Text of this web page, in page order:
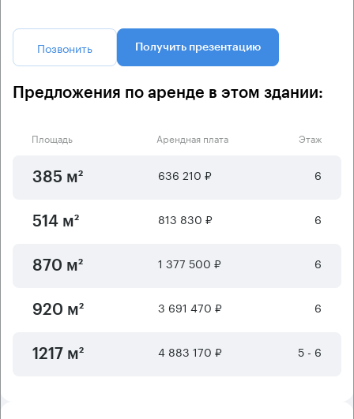
Позвонить Получить презентацию
Предложения по аренде в этом здании:
Площадь Арендная плата Этаж
385 м² 636 210 ₽ 6
514 м² 813 830 ₽ 6
870 м² 1 377 500 ₽ 6
920 м² 3 691 470 ₽ 6
1217 м² 4 883 170 ₽ 5 - 6